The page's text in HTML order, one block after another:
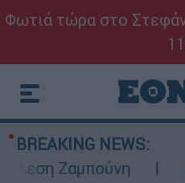
Φωτιά τώρα στο
BREAKING NEWS:
Ζαμπούνη